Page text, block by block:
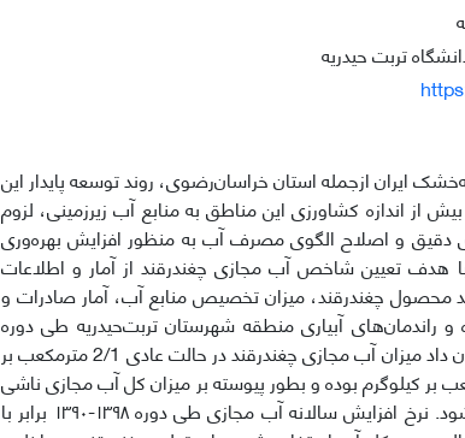
تربت حیدریه
ایران ازجمله استان خراسان‌رضوی، روند توسعه پایدار این
اندازه کشاورزی این مناطق به منابع آب زیرزمینی، لزوم
دقیق و اصلاح الگوی مصرف آب به منظور افزایش بهره‌وری
هدف تعیین شاخص آب مجازی چغندرقند از آمار و اطلاعات
چغندرقند، میزان تخصیص منابع آب، آمار صادرات و
راندمان‌های آبیاری منطقه شهرستان تربت‌حیدریه طی دوره
زمانی سال‌های ۱۳۹۸-۱۳۹۰ استفاده گردید. نتایج نشان داد میزان آب مجازی چغندرقند در حالت عادی 2/1 مترمکعب بر
احتساب راندمان 35 درصد، 4/3 مترمکعب بر کیلوگرم بوده و بطور پیوسته بر میزان کل آب مجازی ناشی
از صادرات طی سال‌های مورد مطالعه افزوده می‌شود. نرخ افزایش سالانه آب مجازی طی دوره ۱۳۹۸-۱۳۹۰ برابر با